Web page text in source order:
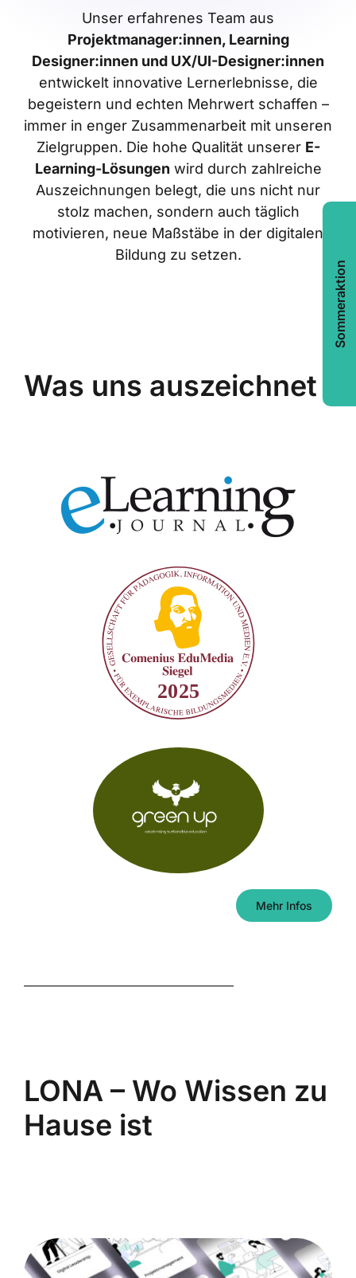
Unser erfahrenes Team aus
Projektmanager:innen, Learning
Designer:innen und UX/UI-Designer:innen
entwickelt innovative Lernerlebnisse, die
begeistern und echten Mehrwert schaffen –
immer in enger Zusammenarbeit mit unseren
Zielgruppen. Die hohe Qualität unserer E-
Learning-Lösungen wird durch zahlreiche
Auszeichnungen belegt, die uns nicht nur
stolz machen, sondern auch täglich
motivieren, neue Maßstäbe in der digitalen
Bildung zu setzen.
Was uns auszeichnet
Mehr Infos
LONA – Wo Wissen zu
Hause ist
Sommeraktion